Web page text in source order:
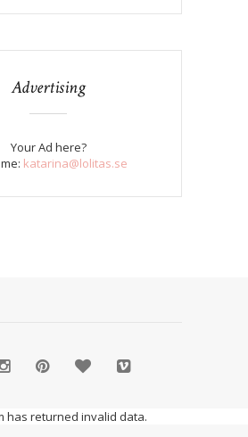
Advertising
Your Ad here?
katarina@lolitas.se
has returned invalid data.